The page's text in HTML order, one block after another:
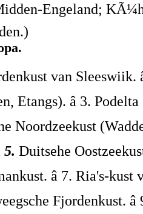
Engeland;
van Sleeswiik.
Etangs). â 3. Podelta
Noordzeekust
5. Duitsehe
â 7. Ria's-kust
Fjordenkust.